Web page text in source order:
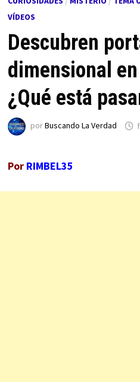
VÍDEOS
Descubren
dimensional
¿Qué está
porBuscando La Verdad
Por RIMBEL35